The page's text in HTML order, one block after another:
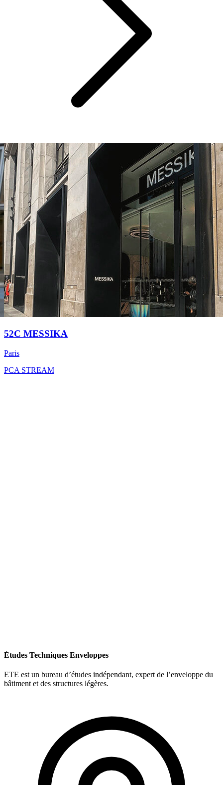
52C MESSIKA
Paris
PCA STREAM
Études Techniques Enveloppes
ETE est un bureau d’études indépendant, expert de l’enveloppe du
bâtiment et des structures légères.